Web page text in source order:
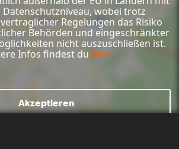
wobei trotz
Regelungen das Risiko
Behörden und eingeschränkter
nicht auszuschließen ist.
Infos findest du hier.
Akzeptieren